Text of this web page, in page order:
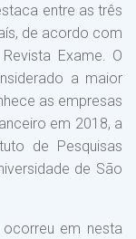
entre as três
de acordo com
Exame. O
a maior
as empresas
em 2018, a
de Pesquisas
de São
em nesta